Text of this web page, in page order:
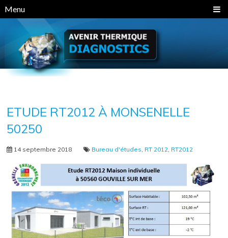
Menu
ETUDE RT2012 À MONSENELLE
50250
14 septembre 2018 Bureau d'études RT 2012 RT2012
Panneau de gestion des cookies